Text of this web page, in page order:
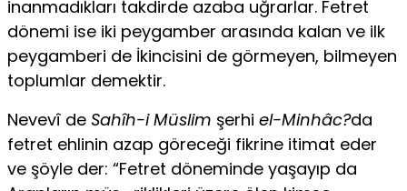
inanmadıkları tak­dirde azaba uğrarlar. Fetret
dönemi ise iki peygamber arasında kalan ve ilk
peygamberi de İkincisini de görmeyen, bilmeyen
toplumlar demektir.
Nevevî de Sahîh-i Müslim şerhi el-Minhâc?da
fetret ehlinin azap göreceği fikrine itimat eder
ve şöyle der: “Fetret döneminde yaşayıp da